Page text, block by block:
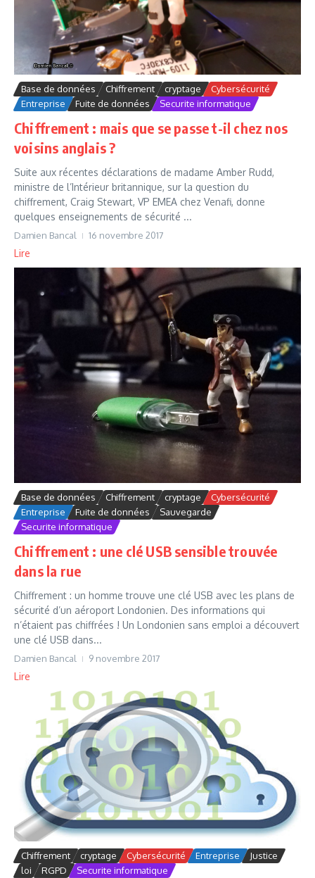
Base de données Chiffrement cryptage
Cybersécurité
Entreprise
Fuite de données Securite informatique
Chiffrement : mais que se passe t-il chez nos
voisins anglais ?
Suite aux récentes déclarations de madame Amber Rudd,
ministre de l’Intérieur britannique, sur la question du
chiffrement, Craig Stewart, VP EMEA chez Venafi, donne
quelques enseignements de sécurité ...
Damien Bancal 16 novembre 2017
Lire
Base de données Chiffrement cryptage
Cybersécurité
Entreprise
Fuite de données
Sauvegarde
Securite informatique
Chiffrement : une clé USB sensible trouvée
dans la rue
Chiffrement : un homme trouve une clé USB avec les plans de
sécurité d’un aéroport Londonien. Des informations qui
n’étaient pas chiffrées ! Un Londonien sans emploi a découvert
une clé USB dans...
Damien Bancal 9 novembre 2017
Lire
Chiffrement cryptage Cybersécurité Entreprise
Justice
loi
RGPD Securite informatique